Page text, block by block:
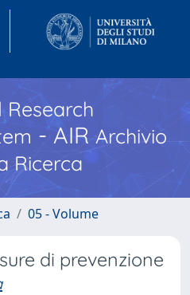
- AIR Archivio
Ricerca
05 - Volume
di prevenzione